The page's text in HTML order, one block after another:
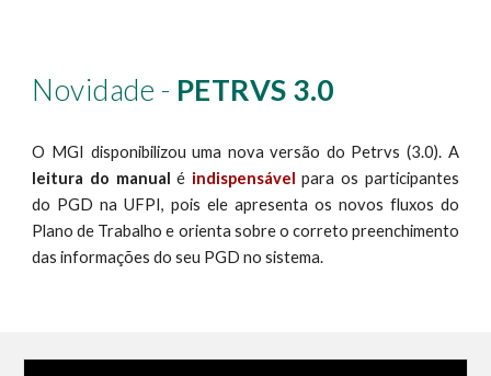
Novidade - PETRVS 3.0
O MGI disponibilizou uma nova versão do Petrvs (3.0). A
leitura do manual é indispensável para os participantes
do PGD na UFPI, pois ele apresenta os novos fluxos do
Plano de Trabalho e orienta sobre o correto preenchimento
das informações do seu PGD no sistema.